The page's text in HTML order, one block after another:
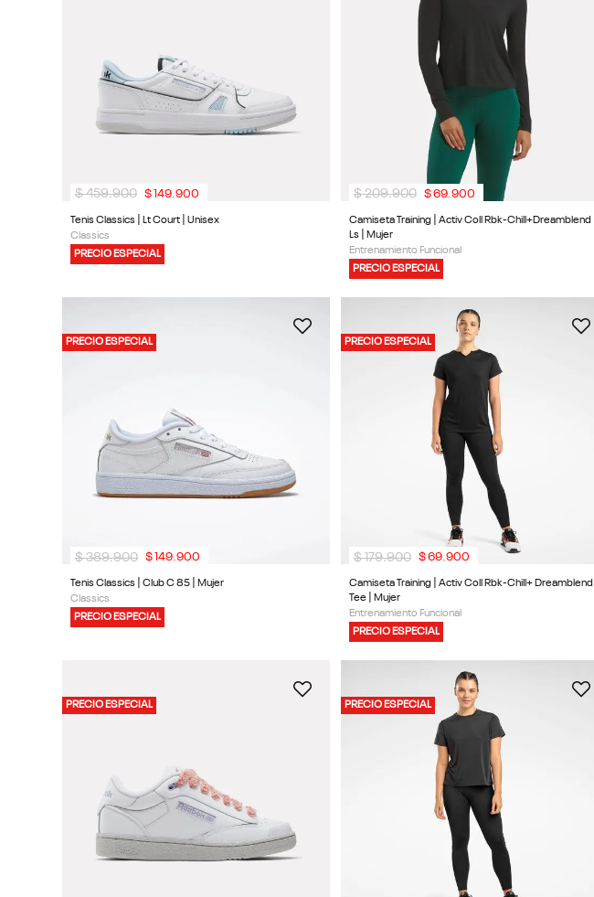
Tenis Classics | Lt Court | Unisex
Classics
PRECIO ESPECIAL
$ 459.900 $149 900
Camiseta Training | Activ Coll Rbk-Chill+Dreamblend
Ls | Mujer
Entrenamiento Funcional
PRECIO ESPECIAL
$ 209.900 $69. 900
PRECIO ESPECIAL
Tenis Classics | Club C 85 | Mujer
Classics
PRECIO ESPECIAL
$ 389.900 $ 149.900
PRECIO ESPECIAL
Camiseta Training | Activ Coll Rbk-Chill+ Dreamblend
Tee | Mujer
Entrenamiento Funcional
PRECIO ESPECIAL
$ 179.900 $69.900
PRECIO ESPECIAL PRECIO ESPECIAL